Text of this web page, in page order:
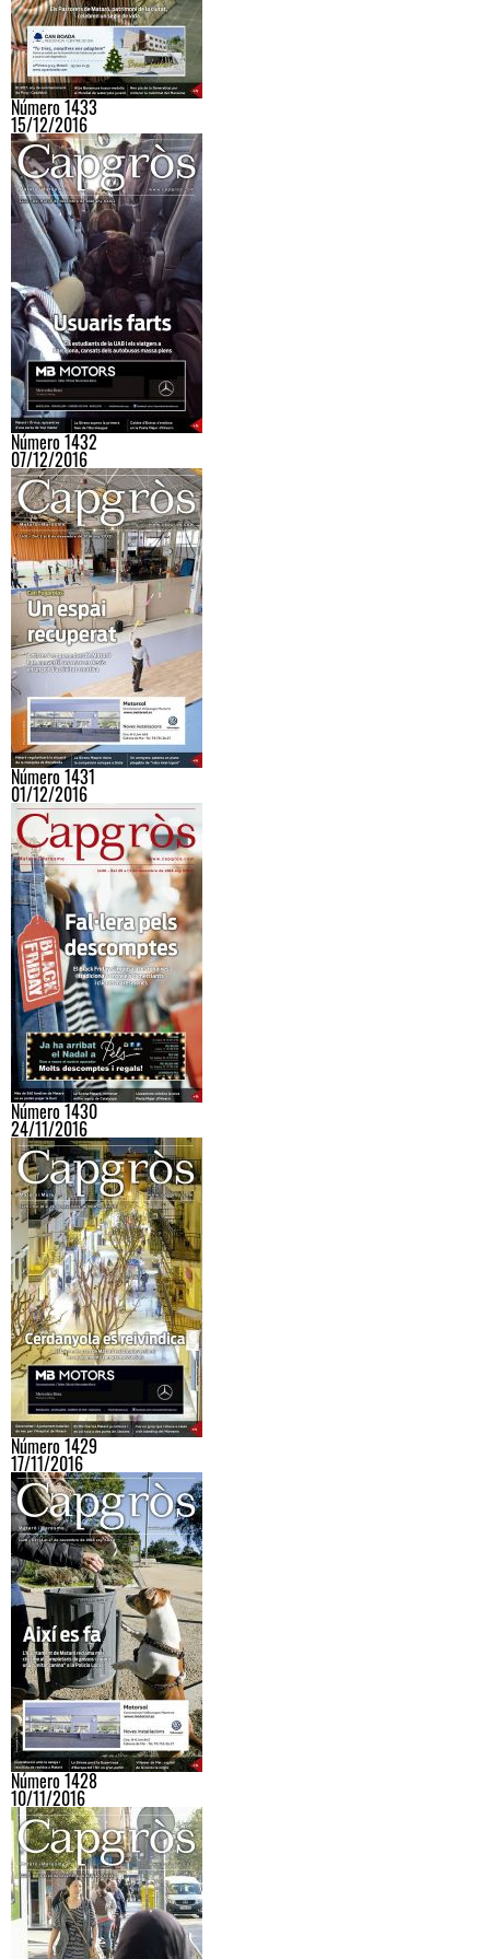
Número 1433
15/12/2016
Número 1432
07/12/2016
Número 1431
01/12/2016
Número 1430
24/11/2016
Número 1429
17/11/2016
Número 1428
10/11/2016